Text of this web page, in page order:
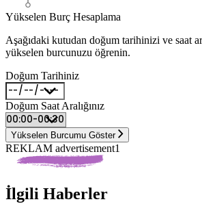
Yükselen Burç Hesaplama
Aşağıdaki kutudan doğum tarihinizi ve saat
yükselen burcunuzu öğrenin.
Doğum Tarihiniz
Doğum Saat Aralığınız
Yükselen Burcumu Göster
REKLAM advertisement1
İlgili Haberler